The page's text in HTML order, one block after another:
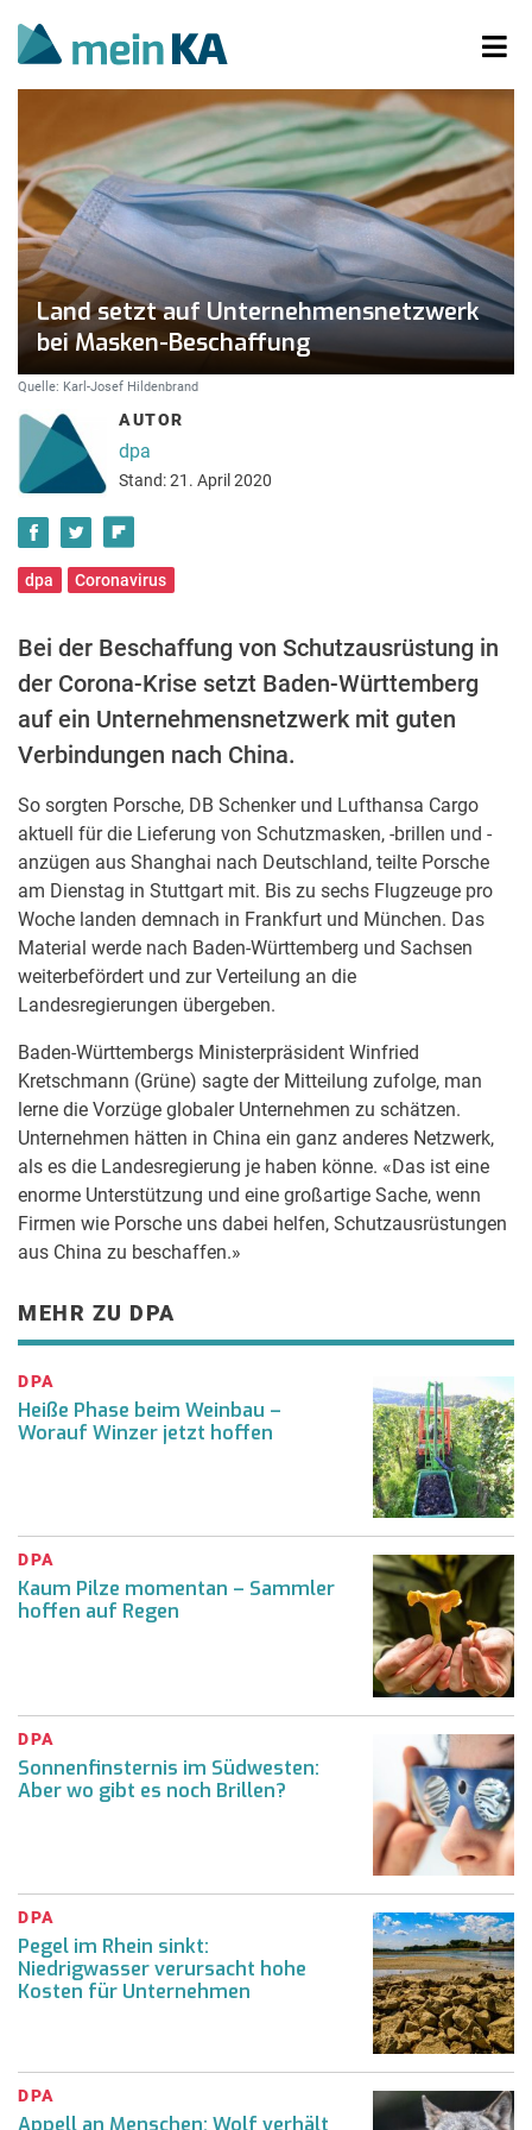
Land setzt auf Unternehmensnetzwerk
bei Masken-Beschaffung
Quelle: Karl-Josef Hildenbrand
AUTOR
dpa
Stand: 21. April 2020
dpa Coronavirus
Bei der Beschaffung von Schutzausrüstung in
der Corona-Krise setzt Baden-Württemberg
auf ein Unternehmensnetzwerk mit guten
Verbindungen nach China.
So sorgten Porsche, DB Schenker und Lufthansa Cargo
aktuell für die Lieferung von Schutzmasken, -brillen und -
anzügen aus Shanghai nach Deutschland, teilte Porsche
am Dienstag in Stuttgart mit. Bis zu sechs Flugzeuge pro
Woche landen demnach in Frankfurt und München. Das
Material werde nach Baden-Württemberg und Sachsen
weiterbefördert und zur Verteilung an die
Landesregierungen übergeben.
Baden-Württembergs Ministerpräsident Winfried
Kretschmann (Grüne) sagte der Mitteilung zufolge, man
lerne die Vorzüge globaler Unternehmen zu schätzen.
Unternehmen hätten in China ein ganz anderes Netzwerk,
als es die Landesregierung je haben könne. «Das ist eine
enorme Unterstützung und eine großartige Sache, wenn
Firmen wie Porsche uns dabei helfen, Schutzausrüstungen
aus China zu beschaffen.»
MEHR ZU DPA
DPA
Heiße Phase beim Weinbau –
Worauf Winzer jetzt hoffen
DPA
Kaum Pilze momentan – Sammler
hoffen auf Regen
DPA
Sonnenfinsternis im Südwesten:
Aber wo gibt es noch Brillen?
DPA
Pegel im Rhein sinkt:
Niedrigwasser verursacht hohe
Kosten für Unternehmen
DPA